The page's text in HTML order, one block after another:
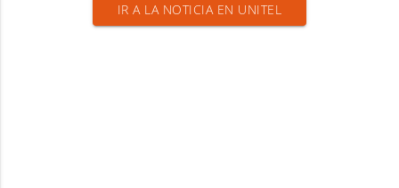
IR A LA NOTICIA EN UNITEL